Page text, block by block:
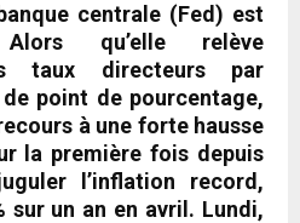
centrale (Fed) est
qu’elle relève
taux directeurs par
point de pourcentage,
à une forte hausse
la première fois depuis
l’inflation record,
sur un an en avril. Lundi,